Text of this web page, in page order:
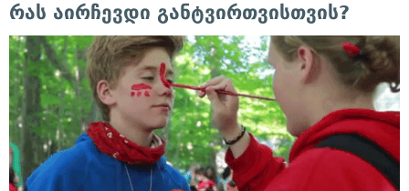
რას აირჩევდი განტვირთვისთვის?